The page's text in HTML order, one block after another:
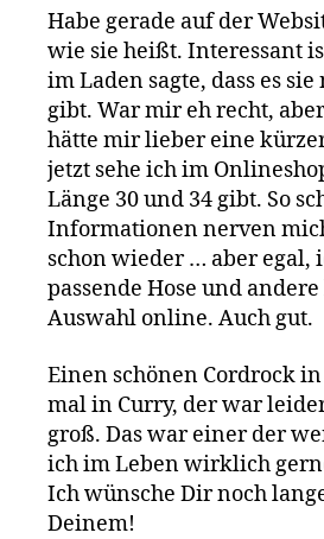
Habe gerade auf der
wie sie heißt. Interessant
im Laden sagte, dass es
gibt. War mir eh recht,
hätte mir lieber eine
jetzt sehe ich im
Länge 30 und 34 gibt. So
Informationen nerven
schon wieder … aber egal,
passende Hose und
Auswahl online. Auch gut.
Einen schönen Cordrock
mal in Curry, der war
groß. Das war einer der
ich im Leben wirklich
Ich wünsche Dir noch
Deinem!